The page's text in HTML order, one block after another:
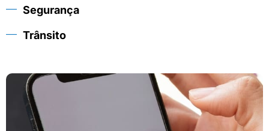
Segurança
Trânsito